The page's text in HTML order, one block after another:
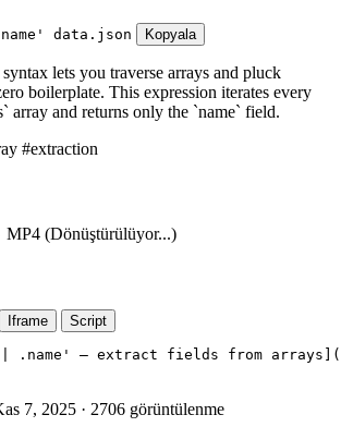
data.json Kopyala
lets you traverse arrays and pluck
boilerplate. This expression iterates every
array and returns only the `name` field.
#extraction
MP4 (Dönüştürülüyor...)
Iframe Script
— extract fields from
7, 2025 · 2706 görüntülenme